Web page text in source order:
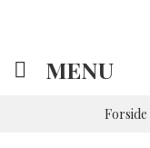
MENU
Forside